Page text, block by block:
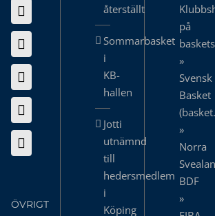
ÖVRIGT
återställt
Sommarbasket
i
KB-
hallen
Jotti
utnämnd
till
hedersmedlem
i
Köping
på
»
Svensk
Basket
»
Norra
BDF
»